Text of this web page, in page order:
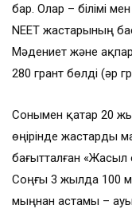
бар. Олар – білімі
NEET жастарының
Мәдениет және
280 грант бөлді (әр
Сонымен қатар 20
өңірінде жастарды
бағытталған «Жасыл
Соңғы 3 жылда 100
мыңнан астамы –